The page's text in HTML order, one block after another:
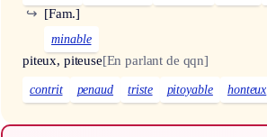
[Fam.]
↪
minable
piteux, piteuse[En parlant de qqn]
contrit penaud triste pitoyable honteux